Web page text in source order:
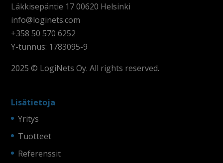
Läkkisepäntie 17 00620 Helsinki
info@loginets.com
+358 50 570 6252
Y-tunnus: 1783095-9
2025 © LogiNets Oy. All rights reserved.
Lisätietoja
Yritys
Tuotteet
Referenssit